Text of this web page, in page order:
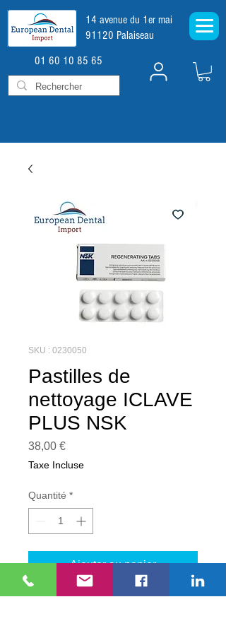
14 avenue du 1er mai
91120 Palaiseau
01 60 10 85 65
SKU : 0230050
Pastilles de
nettoyage ICLAVE
PLUS NSK
38,00 €Prix
Taxe Incluse
Quantité *
Ajouter au panier